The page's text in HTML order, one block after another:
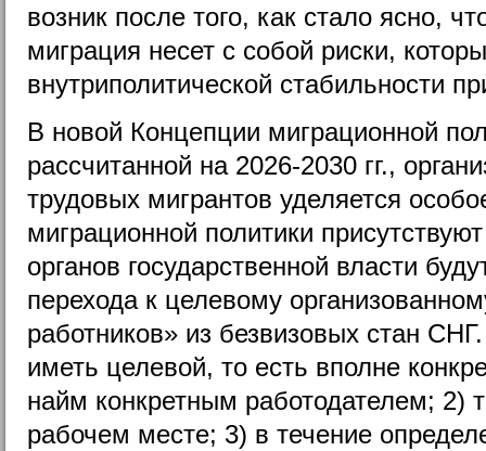
возник после того, как стало ясно,
миграция несет с собой риски,
внутриполитической стабильности
В новой Концепции миграционной
рассчитанной на 2026-2030 гг.,
трудовых мигрантов уделяется
миграционной политики
органов государственной власти
перехода к целевому
работников» из безвизовых стан
иметь целевой, то есть вполне
найм конкретным работодателем; 2)
рабочем месте; 3) в течение